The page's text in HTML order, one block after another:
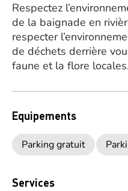
Respectez
de la baignade en
respecter
de déchets derrière
faune et la flore locales.
Equipements
Parking gratuit
Services